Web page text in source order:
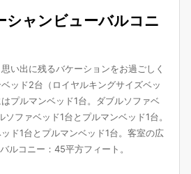
シャンビューバルコニ
い出に残るバケーションをお過ごしく
ッド2台（ロイヤルキングサイズベッ
プルマンベッド1台。ダブルソファベ
ソファベッド1台とプルマンベッド1台。
ド1台とプルマンベッド1台。客室の広
ルコニー：45平方フィート。